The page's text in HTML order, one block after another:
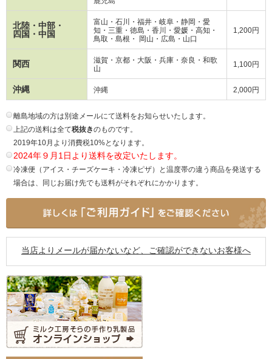
北陸・中部・
四国・中国
富山・石川・福井・岐阜・静岡・愛
知・三重・徳島・香川・愛媛・高知・
鳥取・島根・ 岡山・広島・山口
1,200円
関西
滋賀・京都・大阪・兵庫・奈良・和歌
山
1,100円
沖縄 沖縄 2,000円
離島地域の方は別途メールにて送料をお知らせいたします。
上記の送料は全て税抜きのものです。
2019年10月より消費税10%となります。
2024年９月1日より送料を改定いたします。
冷凍便（アイス・チーズケーキ・冷凍ピザ）と温度帯の違う商品を発送する
場合は、同じお届け先でも送料がそれぞれにかかります。
当店よりメールが届かないなど、ご確認ができないお客様へ